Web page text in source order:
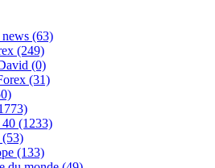
news (63)
(249)
(0)
(31)
(1233)
(53)
(133)